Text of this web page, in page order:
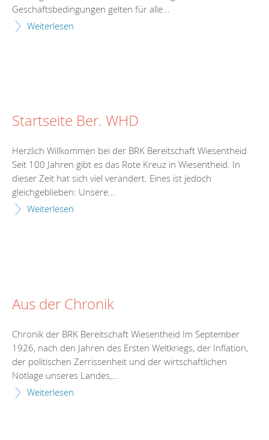
Geschäftsbedingungen gelten für alle...
Weiterlesen
Startseite Ber. WHD
Herzlich Willkommen bei der BRK Bereitschaft Wiesentheid
Seit 100 Jahren gibt es das Rote Kreuz in Wiesentheid. In
dieser Zeit hat sich viel verändert. Eines ist jedoch
gleichgeblieben: Unsere...
Weiterlesen
Aus der Chronik
Chronik der BRK Bereitschaft Wiesentheid Im September
1926, nach den Jahren des Ersten Weltkriegs, der Inflation,
der politischen Zerrissenheit und der wirtschaftlichen
Notlage unseres Landes,...
Weiterlesen